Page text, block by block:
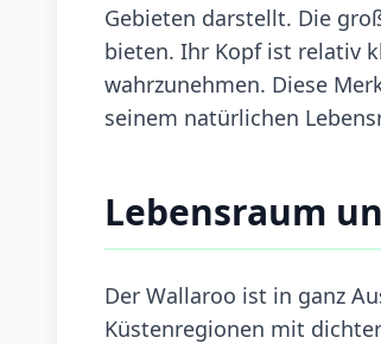
Gebieten darstellt. Die
bieten. Ihr Kopf ist relativ
wahrzunehmen. Diese
seinem natürlichen
Lebensraum
Der Wallaroo ist in ganz
Küstenregionen mit